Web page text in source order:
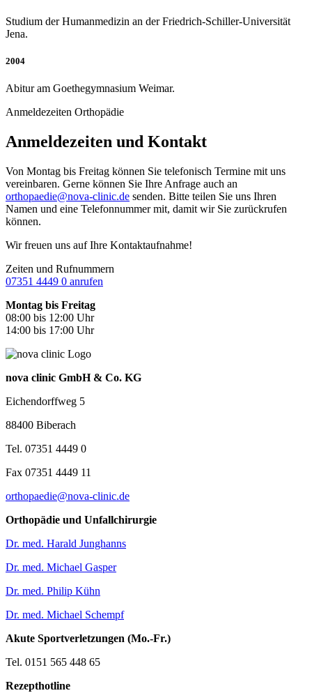
Studium der Humanmedizin an der Friedrich-Schiller-Universität
Jena.
2004
Abitur am Goethegymnasium Weimar.
Anmeldezeiten Orthopädie
Anmeldezeiten und Kontakt
Von Montag bis Freitag können Sie telefonisch Termine mit uns
vereinbaren. Gerne können Sie Ihre Anfrage auch an
orthopaedie@nova-clinic.de senden. Bitte teilen Sie uns Ihren
Namen und eine Telefonnummer mit, damit wir Sie zurückrufen
können.
Wir freuen uns auf Ihre Kontaktaufnahme!
Zeiten und Rufnummern
07351 4449 0 anrufen
Montag bis Freitag
08:00 bis 12:00 Uhr
14:00 bis 17:00 Uhr
nova clinic GmbH & Co. KG
Eichendorffweg 5
88400 Biberach
Tel. 07351 4449 0
Fax 07351 4449 11
orthopaedie@nova-clinic.de
Orthopädie und Unfallchirurgie
Dr. med. Harald Junghanns
Dr. med. Michael Gasper
Dr. med. Philip Kühn
Dr. med. Michael Schempf
Akute Sportverletzungen (Mo.-Fr.)
Tel. 0151 565 448 65
Rezepthotline